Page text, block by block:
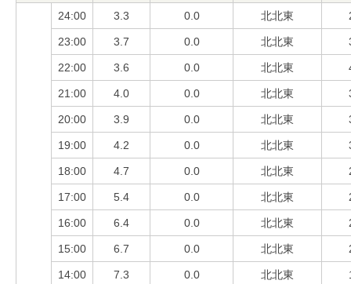
24:00 3.3 0.0 北北東
23:00 3.7 0.0 北北東
22:00 3.6 0.0 北北東
21:00 4.0 0.0 北北東
20:00 3.9 0.0 北北東
19:00 4.2 0.0 北北東
18:00 4.7 0.0 北北東
17:00 5.4 0.0 北北東
16:00 6.4 0.0 北北東
15:00 6.7 0.0 北北東
14:00 7.3 0.0 北北東